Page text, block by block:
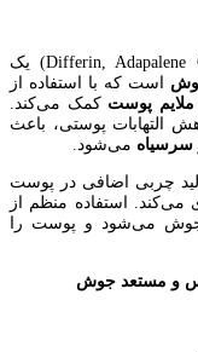
ژل لایه بردار و ضدجوش دیفرین (Differin, Adapalene Gel 0.1%) یک
است که با استفاده از
ملایم پوست کمک می‌کند.
التهابات پوستی، باعث
می‌شود.
چربی اضافی در پوست
استفاده منظم از
جوش می‌شود و پوست را
و مستعد جوش